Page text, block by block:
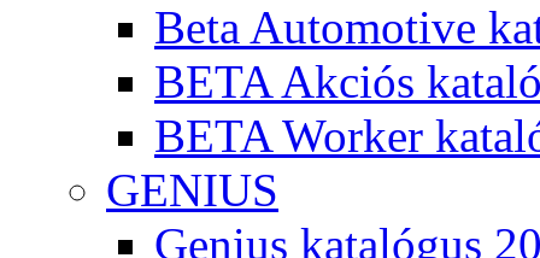
Beta Automotive
BETA Akciós
BETA Worker
GENIUS
Genius katalógus